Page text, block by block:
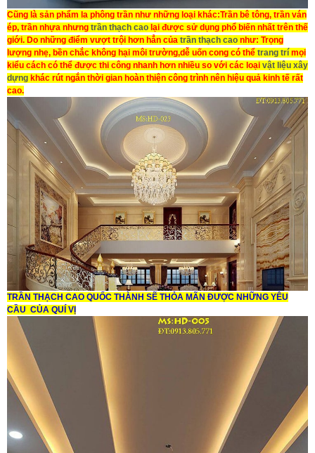
Cũng là sản phẩm la phông trần như những loại khác:Trần bê tông, trần ván
ép, trần nhựa nhưng trần thạch cao lại được sử dụng phổ biến nhất trên thế
giới. Do những điểm vượt trội hơn hẳn của trần thạch cao như: Trọng
lượng nhẹ, bền chắc không hại môi trường,dễ uốn cong có thể trang trí mọi
kiểu cách có thể được thi công nhanh hơn nhiều so với các loại vật liệu xây
dựng khác rút ngắn thời gian hoàn thiện công trình nên hiệu quả kinh tế rất
cao.
TRẦN THẠCH CAO QUỐC THÀNH SẼ THỎA MÃN ĐƯỢC NHỮNG YÊU
CẦU CỦA QUÍ VỊ